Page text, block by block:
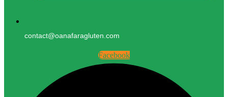
contact@oanafaragluten.com
Facebook